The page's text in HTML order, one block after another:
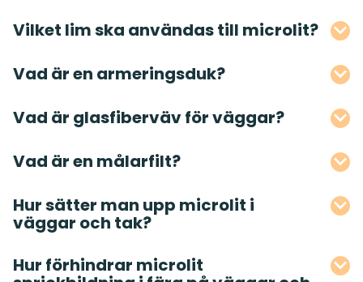
Vilket lim ska användas till microlit?
Vad är en armeringsduk?
Vad är glasfiberväv för väggar?
Vad är en målarfilt?
Hur sätter man upp microlit i
väggar och tak?
Hur förhindrar microlit